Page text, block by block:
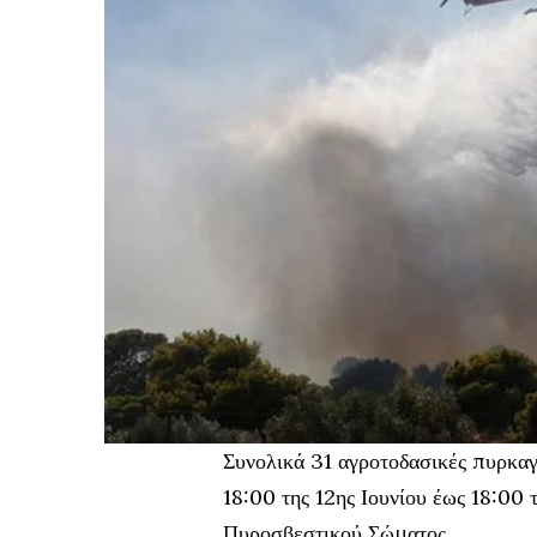
Συνολικά 31 αγροτοδασικές
18:00 της 12ης Ιουνίου έως 18:00